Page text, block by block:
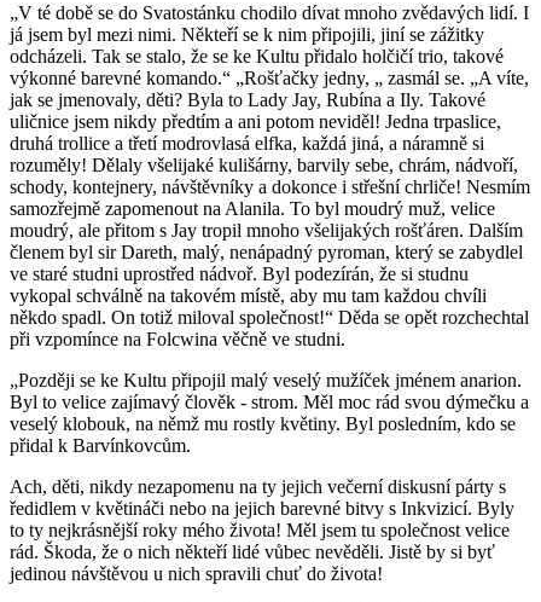
„V té době se do Svatostánku chodilo dívat mnoho zvědavých lidí. I
já jsem byl mezi nimi. Někteří se k nim připojili, jiní se zážitky
odcházeli. Tak se stalo, že se ke Kultu přidalo holčičí trio, takové
výkonné barevné komando.“ „Rošťačky jedny, „ zasmál se. „A víte,
jak se jmenovaly, děti? Byla to Lady Jay, Rubína a Ily. Takové
uličnice jsem nikdy předtím a ani potom neviděl! Jedna trpaslice,
druhá trollice a třetí modrovlasá elfka, každá jiná, a náramně si
rozuměly! Dělaly všelijaké kulišárny, barvily sebe, chrám, nádvoří,
schody, kontejnery, návštěvníky a dokonce i střešní chrliče! Nesmím
samozřejmě zapomenout na Alanila. To byl moudrý muž, velice
moudrý, ale přitom s Jay tropil mnoho všelijakých rošťáren. Dalším
členem byl sir Dareth, malý, nenápadný pyroman, který se zabydlel
ve staré studni uprostřed nádvoř. Byl podezírán, že si studnu
vykopal schválně na takovém místě, aby mu tam každou chvíli
někdo spadl. On totiž miloval společnost!“ Děda se opět rozchechtal
při vzpomínce na Folcwina věčně ve studni.
„Později se ke Kultu připojil malý veselý mužíček jménem anarion.
Byl to velice zajímavý člověk - strom. Měl moc rád svou dýmečku a
veselý klobouk, na němž mu rostly květiny. Byl posledním, kdo se
přidal k Barvínkovcům.
Ach, děti, nikdy nezapomenu na ty jejich večerní diskusní párty s
ředidlem v květináči nebo na jejich barevné bitvy s Inkvizicí. Byly
to ty nejkrásnější roky mého života! Měl jsem tu společnost velice
rád. Škoda, že o nich někteří lidé vůbec nevěděli. Jistě by si byť
jedinou návštěvou u nich spravili chuť do života!